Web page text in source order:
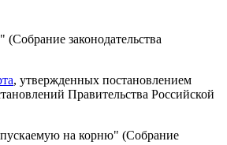
законодательства
, утвержденных постановлением
Правительства Российской
на корню" (Собрание